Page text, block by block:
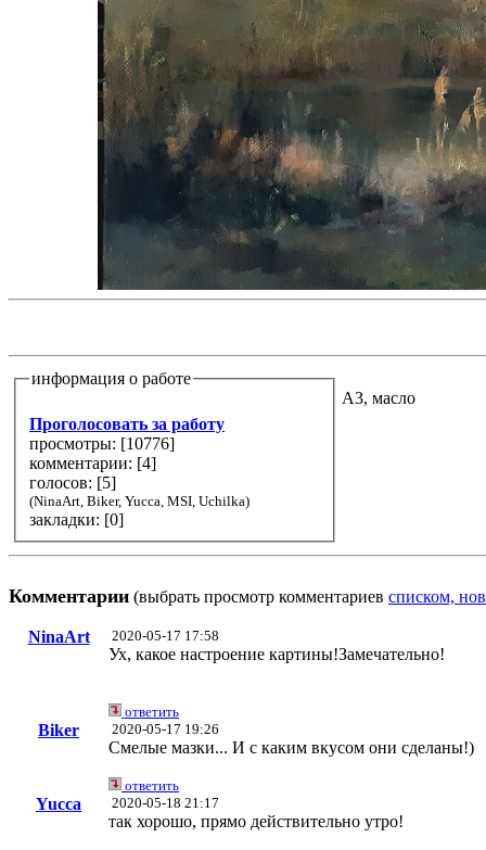
информация о работе
Проголосовать за работу
просмотры: [10776]
комментарии: [4]
голосов: [5]
(NinaArt, Biker, Yucca, MSI, Uchilka)
закладки: [0]
А3, масло
Комментарии (выбрать просмотр комментариев списком,
NinaArt 2020-05-17 17:58
Ух, какое настроение картины!Замечательно!
ответить
Biker 2020-05-17 19:26
Смелые мазки... И с каким вкусом они сделаны!)
ответить
Yucca 2020-05-18 21:17
так хорошо, прямо действительно утро!